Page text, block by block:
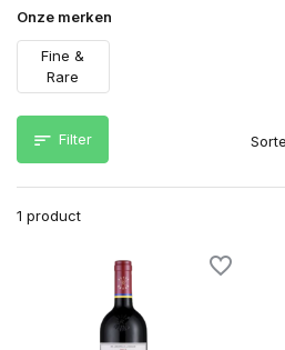
Onze merken
Fine &
Rare
Filter
1 product